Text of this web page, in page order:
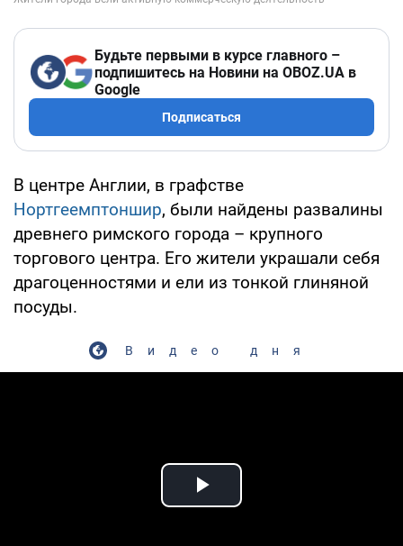
Будьте первыми в курсе главного –
подпишитесь на Новини на OBOZ.UA в
Google
Подписаться
В центре Англии, в графстве
Нортгеемптоншир, были найдены развалины
древнего римского города – крупного
торгового центра. Его жители украшали себя
драгоценностями и ели из тонкой глиняной
посуды.
Видео дня
Play Video